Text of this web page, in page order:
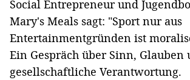
Social Entrepreneur und
Mary's Meals sagt: "Sport nur aus
Entertainmentgründen ist
Ein Gespräch über Sinn, Glauben
gesellschaftliche Verantwortung.